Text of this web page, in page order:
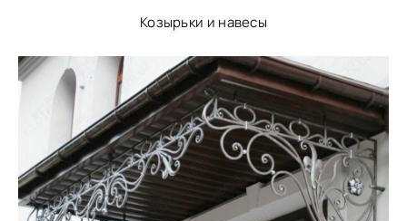
Козырьки и навесы